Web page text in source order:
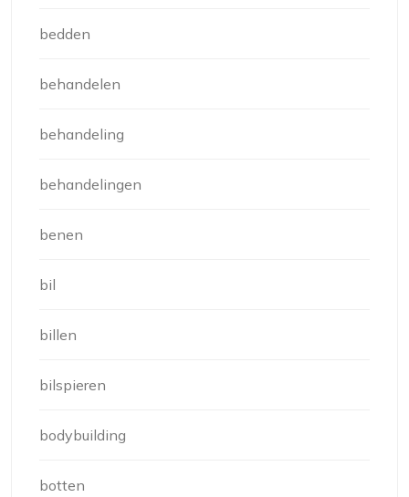
bedden
behandelen
behandeling
behandelingen
benen
bil
billen
bilspieren
bodybuilding
botten